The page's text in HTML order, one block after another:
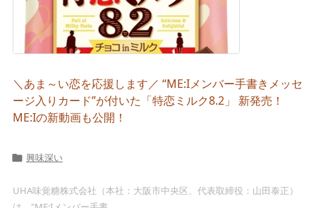
＼あま～い恋を応援します／ “ME:Iメンバー手書きメッセ
ージ入りカード”が付いた「特恋ミルク8.2」 新発売！
ME:Iの新動画も公開！
 興味深い
UHA味覚糖株式会社（本社：大阪市中央区、代表取締役：山田泰正）